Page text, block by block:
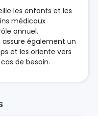
les enfants et les
médicaux
annuel,
également un
et les oriente vers
de besoin.